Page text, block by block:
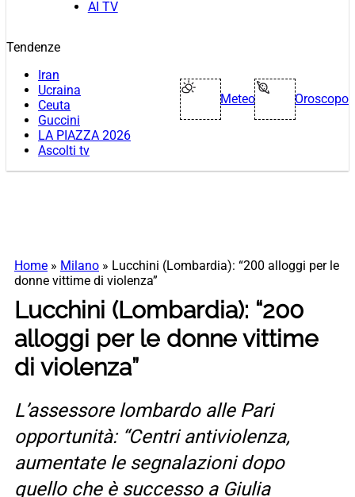
AI TV
Tendenze
Iran
Ucraina
Ceuta
Guccini
LA PIAZZA 2026
Ascolti tv
Meteo Oroscopo
Home » Milano » Lucchini (Lombardia): “200 alloggi per le
donne vittime di violenza”
Lucchini (Lombardia): “200
alloggi per le donne vittime
di violenza”
L’assessore lombardo alle Pari
opportunità: “Centri antiviolenza,
aumentate le segnalazioni dopo
quello che è successo a Giulia